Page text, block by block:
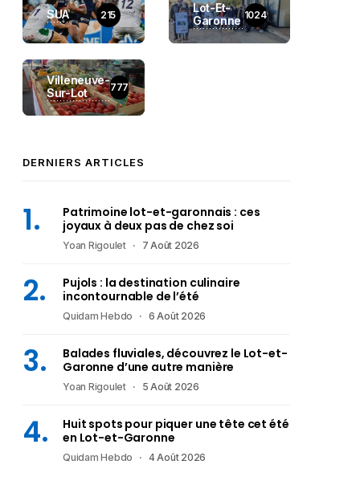
SUA 215
Lot-Et-
Garonne 1024
Villeneuve-
Sur-Lot
777
DERNIERS ARTICLES
Patrimoine lot-et-garonnais : ces
joyaux à deux pas de chez soi
Yoan Rigoulet 7 Août 2026
Pujols : la destination culinaire
incontournable de l’été
Quidam Hebdo 6 Août 2026
Balades fluviales, découvrez le Lot-et-
Garonne d’une autre manière
Yoan Rigoulet 5 Août 2026
Huit spots pour piquer une tête cet été
en Lot-et-Garonne
Quidam Hebdo 4 Août 2026